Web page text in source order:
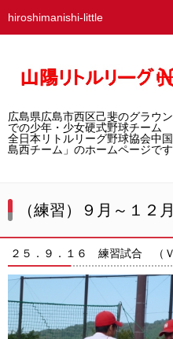
hiroshimanishi-little
広島県広島市西区己斐のグラウ
での少年・少女硬式野球チーム
全日本リトルリーグ野球協会中
島西チーム」のホームページです
広島西チームとは
選手募集／体験・見学
試合結果
想い出アルバム
（練習）９月～１２月
２５．９．１６ 練習試合 （